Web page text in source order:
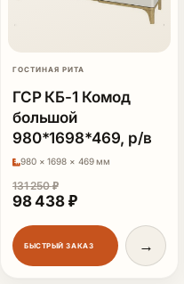
ГОСТИНАЯ РИТА
ГСР КБ-1 Комод
большой
980*1698*469, р/в
980 × 1698 × 469 мм
131 250₽
Первоначальная цена
98 438 ₽Текущая
БЫСТРЫЙ ЗАКАЗ →